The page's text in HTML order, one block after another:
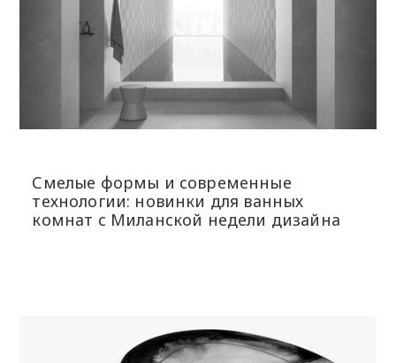
Смелые формы и современные
технологии: новинки для ванных
комнат с Миланской недели дизайна